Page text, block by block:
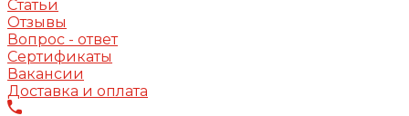
Статьи
Отзывы
Вопрос - ответ
Сертификаты
Вакансии
Доставка и оплата